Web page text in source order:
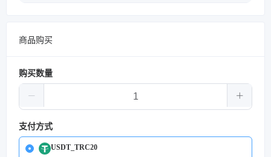
商品购买
购买数量
支付方式
USDT_TRC20